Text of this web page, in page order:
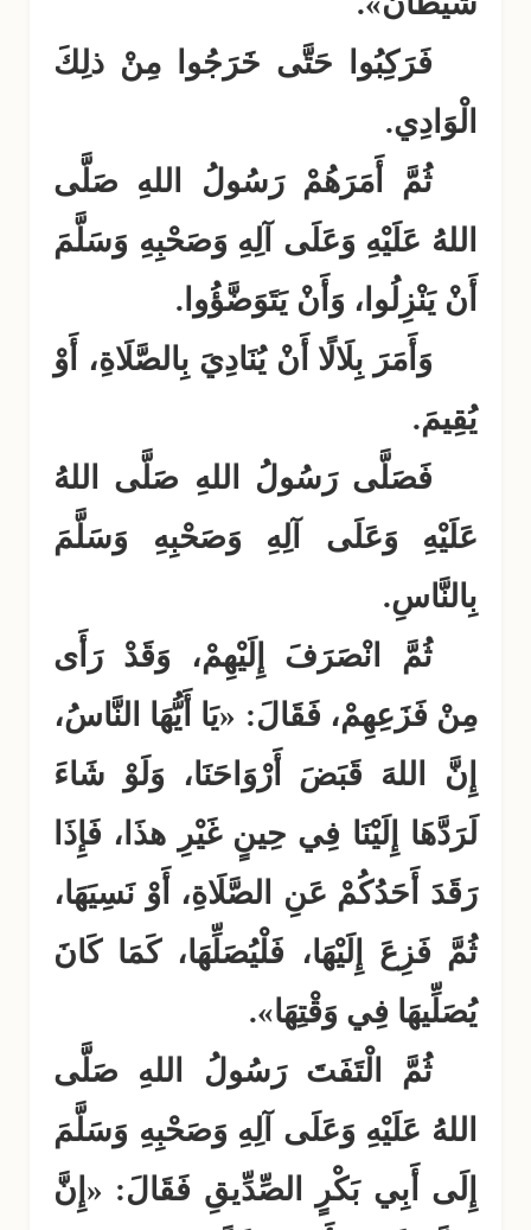
فَرَكِبُوا حَتَّى خَرَجُوا مِنْ ذلِكَ
الْوَادِي.
ثُمَّ أَمَرَهُمْ رَسُولُ اللهِ صَلَّى
اللهُ عَلَيْهِ وَعَلَى آلِهِ وَصَحْبِهِ وَسَلَّمَ
أَنْ يَنْزِلُوا، وَأَنْ يَتَوَضَّؤُوا.
وَأَمَرَ بِلَالًا أَنْ يُنَادِيَ بِالصَّلَاةِ، أَوْ
يُقِيمَ.
فَصَلَّى رَسُولُ اللهِ صَلَّى اللهُ
عَلَيْهِ وَعَلَى آلِهِ وَصَحْبِهِ وَسَلَّمَ
بِالنَّاسِ.
ثُمَّ انْصَرَفَ إِلَيْهِمْ، وَقَدْ رَأَى
مِنْ فَزَعِهِمْ، فَقَالَ: «يَا أَيُّهَا النَّاسُ،
إِنَّ اللهَ قَبَضَ أَرْوَاحَنَا، وَلَوْ شَاءَ
لَرَدَّهَا إِلَيْنَا فِي حِينٍ غَيْرِ هذَا، فَإِذَا
رَقَدَ أَحَدُكُمْ عَنِ الصَّلَاةِ، أَوْ نَسِيَهَا،
ثُمَّ فَزِعَ إِلَيْهَا، فَلْيُصَلِّهَا، كَمَا كَانَ
يُصَلِّيهَا فِي وَقْتِهَا».
ثُمَّ الْتَفَتَ رَسُولُ اللهِ صَلَّى
اللهُ عَلَيْهِ وَعَلَى آلِهِ وَصَحْبِهِ وَسَلَّمَ
إِلَى أَبِي بَكْرٍ الصِّدِّيقِ فَقَالَ: «إِنَّ